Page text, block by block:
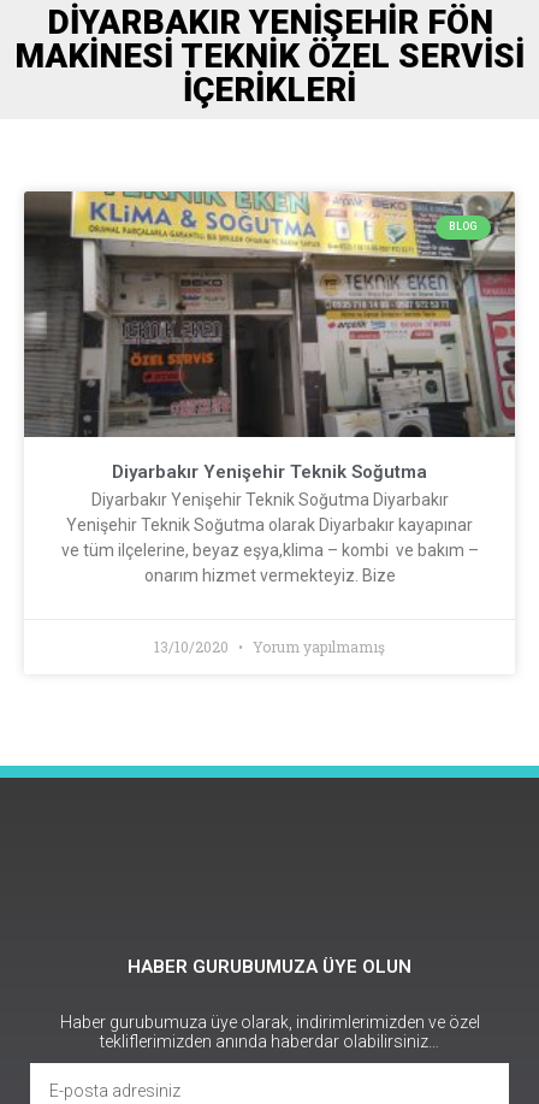
DIYARBAKIR YENIŞEHIR FÖN
MAKINESI TEKNIK ÖZEL SERVISI
İÇERIKLERI
BLOG
Diyarbakır Yenişehir Teknik Soğutma
Diyarbakır Yenişehir Teknik Soğutma Diyarbakır
Yenişehir Teknik Soğutma olarak Diyarbakır kayapınar
ve tüm ilçelerine, beyaz eşya,klima – kombi ve bakım –
onarım hizmet vermekteyiz. Bize
13/10/2020 Yorum yapılmamış
HABER GURUBUMUZA ÜYE OLUN
Haber gurubumuza üye olarak, indirimlerimizden ve özel
tekliflerimizden anında haberdar olabilirsiniz…